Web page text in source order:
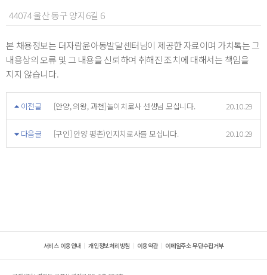
44074 울산 동구 양지6길 6
본 채용정보는 더자람윤아동발달센터님이 제공한 자료이며 가치톡는 그
내용상의 오류 및 그 내용을 신뢰하여 취해진 조치에 대해서는 책임을
지지 않습니다.
이전글 [안양, 의왕, 과천]놀이치료사 선생님 모십니다. 20.10.29
다음글 [구인] 안양 평촌)인지치료사를 모십니다. 20.10.29
서비스 이용안내 개인정보처리방침 이용약관 이메일주소 무단수집거부